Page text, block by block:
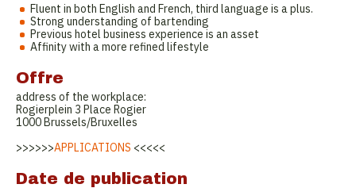
Fluent in both English and French, third language is a plus.
Strong understanding of bartending
Previous hotel business experience is an asset
Affinity with a more refined lifestyle
Offre
address of the workplace:
Rogierplein 3 Place Rogier
1000 Brussels/Bruxelles
>>>>>>APPLICATIONS <<<<<
Date de publication